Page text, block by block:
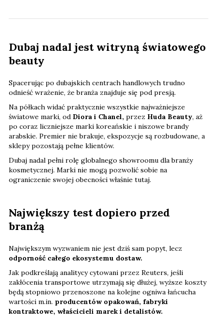
Dubaj nadal jest witryną światowego
beauty
Spacerując po dubajskich centrach handlowych trudno
odnieść wrażenie, że branża znajduje się pod presją.
Na półkach widać praktycznie wszystkie najważniejsze
światowe marki, od Diora i Chanel, przez Huda Beauty, aż
po coraz liczniejsze marki koreańskie i niszowe brandy
arabskie. Premier nie brakuje, ekspozycje są rozbudowane, a
sklepy pozostają pełne klientów.
Dubaj nadal pełni rolę globalnego showroomu dla branży
kosmetycznej. Marki nie mogą pozwolić sobie na
ograniczenie swojej obecności właśnie tutaj.
Największy test dopiero przed
branżą
Największym wyzwaniem nie jest dziś sam popyt, lecz
odporność całego ekosystemu dostaw.
Jak podkreślają analitycy cytowani przez Reuters, jeśli
zakłócenia transportowe utrzymają się dłużej, wyższe koszty
będą stopniowo przenoszone na kolejne ogniwa łańcucha
wartości m.in. producentów opakowań, fabryki
kontraktowe, właścicieli marek i detalistów.